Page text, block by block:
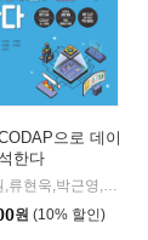
으로 데이
한다
최정원,류현욱,박근영,박예람,유동호,유하연,이완범 등저
원 (10% 할인)